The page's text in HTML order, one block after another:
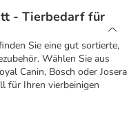
- Tierbedarf für
Sie eine gut sortierte,
Wählen Sie aus
Canin, Bosch oder Josera
für Ihren vierbeinigen